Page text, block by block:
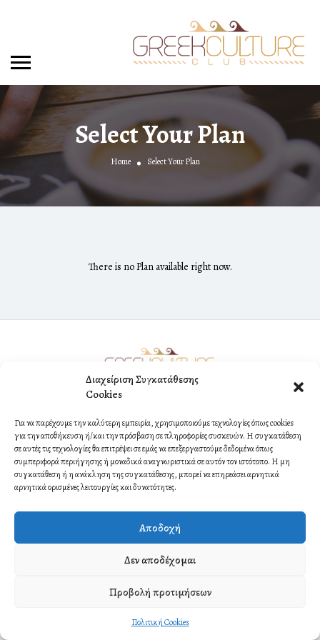
Διαχείριση Συγκατάθεσης
Cookies
Για να παρέχουμε την καλύτερη εμπειρία, χρησιμοποιούμε τεχνολογίες όπως cookies
για την αποθήκευση ή/και την πρόσβαση σε πληροφορίες συσκευών. Η συγκατάθεση
σε αυτές τις τεχνολογίες θα επιτρέψει σε εμάς να επεξεργαστούμε δεδομένα όπως
συμπεριφορά περιήγησης ή μοναδικά αναγνωριστικά σε αυτόν τον ιστότοπο. Η μη
συγκατάθεση ή η ανάκληση της συγκατάθεσης, μπορεί να επηρεάσει αρνητικά
αρνητικά ορισμένες λειτουργίες και δυνατότητες.
Αποδοχή
Δεν αποδέχομαι
Προβολή προτιμήσεων
Πολιτική Cookies
Select Your Plan
Home Select Your Plan
There is no Plan available right now.
Contact